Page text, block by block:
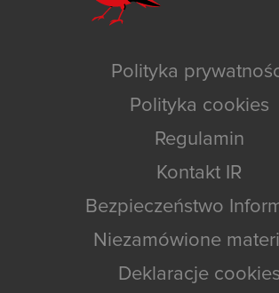
Polityka
Polityka cookies
Regulamin
Kontakt IR
Bezpieczeństwo
Niezamówione
Deklaracje cookies